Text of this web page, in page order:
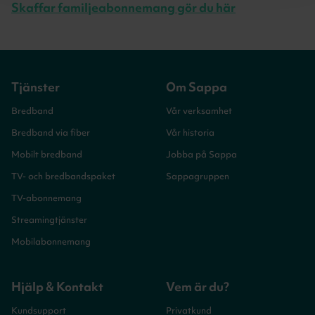
Skaffar familjeabonnemang gör du här
Tjänster
Bredband
Bredband via fiber
Mobilt bredband
TV- och bredbandspaket
TV-abonnemang
Streamingtjänster
Mobilabonnemang
Om Sappa
Vår verksamhet
Vår historia
Jobba på Sappa
Sappagruppen
Hjälp & Kontakt
Kundsupport
Vem är du?
Privatkund